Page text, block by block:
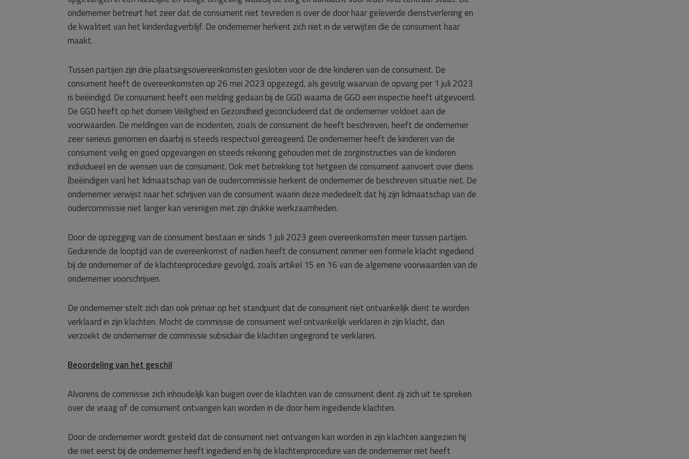
ondernemer betreurt het zeer dat de consument niet tevreden is over de door haar geleverde dienstverlening en
de kwaliteit van het kinderdagverblijf. De ondernemer herkent zich niet in de verwijten die de consument haar
maakt.
Tussen partijen zijn drie plaatsingsovereenkomsten gesloten voor de drie kinderen van de consument. De
consument heeft de overeenkomsten op 26 mei 2023 opgezegd, als gevolg waarvan de opvang per 1 juli 2023
is beëindigd. De consument heeft een melding gedaan bij de GGD waarna de GGD een inspectie heeft uitgevoerd.
De GGD heeft op het domein Veiligheid en Gezondheid geconcludeerd dat de ondernemer voldoet aan de
voorwaarden. De meldingen van de incidenten, zoals de consument die heeft beschreven, heeft de ondernemer
zeer serieus genomen en daarbij is steeds respectvol gereageerd. De ondernemer heeft de kinderen van de
consument veilig en goed opgevangen en steeds rekening gehouden met de zorginstructies van de kinderen
individueel en de wensen van de consument. Ook met betrekking tot hetgeen de consument aanvoert over diens
(beëindigen van) het lidmaatschap van de oudercommissie herkent de ondernemer de beschreven situatie niet. De
ondernemer verwijst naar het schrijven van de consument waarin deze mededeelt dat hij zijn lidmaatschap van de
oudercommissie niet langer kan verenigen met zijn drukke werkzaamheden.
Door de opzegging van de consument bestaan er sinds 1 juli 2023 geen overeenkomsten meer tussen partijen.
Gedurende de looptijd van de overeenkomst of nadien heeft de consument nimmer een formele klacht ingediend
bij de ondernemer of de klachtenprocedure gevolgd, zoals artikel 15 en 16 van de algemene voorwaarden van de
ondernemer voorschrijven.
De ondernemer stelt zich dan ook primair op het standpunt dat de consument niet ontvankelijk dient te worden
verklaard in zijn klachten. Mocht de commissie de consument wel ontvankelijk verklaren in zijn klacht, dan
verzoekt de ondernemer de commissie subsidiair die klachten ongegrond te verklaren.
Beoordeling van het geschil
Alvorens de commissie zich inhoudelijk kan buigen over de klachten van de consument dient zij zich uit te spreken
over de vraag of de consument ontvangen kan worden in de door hem ingediende klachten.
Door de ondernemer wordt gesteld dat de consument niet ontvangen kan worden in zijn klachten aangezien hij
die niet eerst bij de ondernemer heeft ingediend en hij de klachtenprocedure van de ondernemer niet heeft